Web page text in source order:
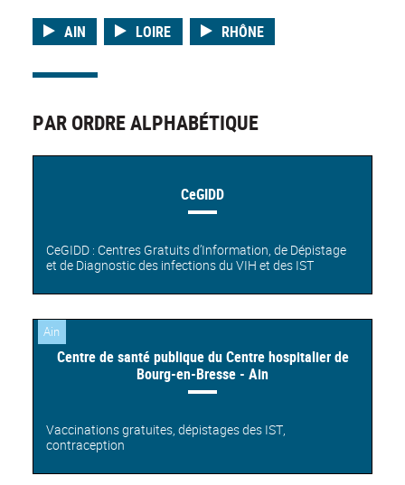
AIN LOIRE RHÔNE
PAR ORDRE ALPHABÉTIQUE
CeGIDD
CeGIDD : Centres Gratuits d’Information, de Dépistage
et de Diagnostic des infections du VIH et des IST
Ain
Centre de santé publique du Centre hospitalier de
Bourg-en-Bresse - Ain
Vaccinations gratuites, dépistages des IST,
contraception